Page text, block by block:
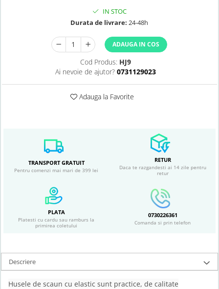
IN STOC
Durata de livrare: 24-48h
ADAUGA IN COS
Cod Produs: HJ9
Ai nevoie de ajutor? 0731129023
Adauga la Favorite
TRANSPORT GRATUIT
Pentru comenzi mai mari de 399 lei
RETUR
Daca te razgandesti ai 14 zile pentru
retur
PLATA
Platesti cu cardu sau ramburs la
primirea coletului
0730226361
Comanda si prin telefon
Descriere
Husele de scaun cu elastic sunt practice, de calitate